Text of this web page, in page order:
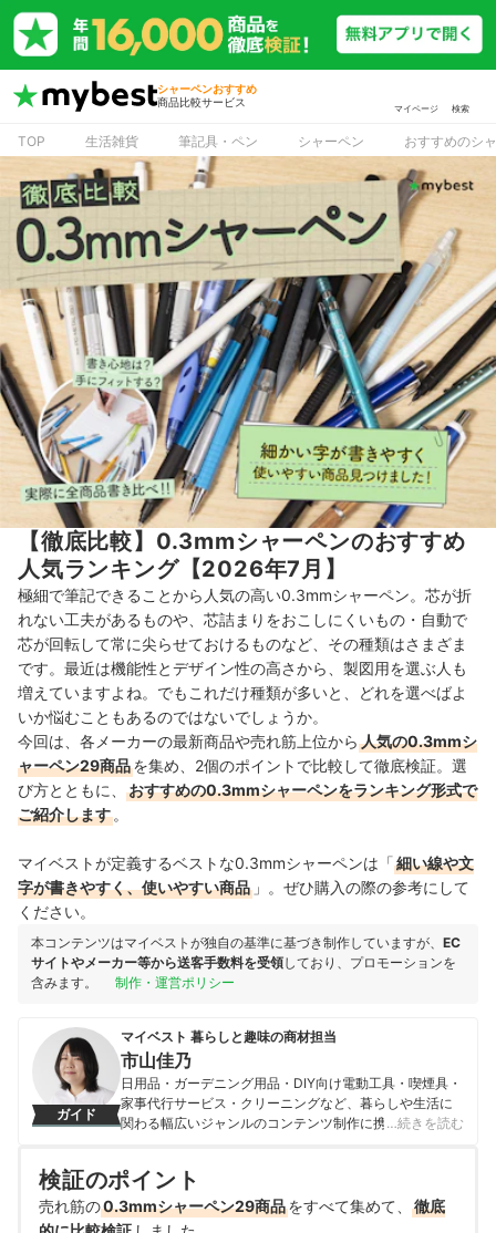
シャーペンおすすめ
商品比較サービス
マイページ 検索
TOP 生活雑貨 筆記具・ペン シャーペン おすすめのシ
【徹底比較】0.3mmシャーペンのおすすめ
人気ランキング【2026年7月】
極細で筆記できることから人気の高い0.3mmシャーペン。芯が折
れない工夫があるものや、芯詰まりをおこしにくいもの・自動で
芯が回転して常に尖らせておけるものなど、その種類はさまざま
です。最近は機能性とデザイン性の高さから、製図用を選ぶ人も
増えていますよね。でもこれだけ種類が多いと、どれを選べばよ
いか悩むこともあるのではないでしょうか。
今回は、各メーカーの最新商品や売れ筋上位から 人気の0.3mmシ
ャーペン29商品を集め、2個のポイントで比較して徹底検証。選
び方とともに、
おすすめの0.3mmシャーペンをランキング形式で
ご紹介します 。
マイベストが定義するベストな0.3mmシャーペンは「細い線や文
字が書きやすく、使いやすい商品 」。ぜひ購入の際の参考にして
ください。
本コンテンツはマイベストが独自の基準に基づき制作していますが、 EC
サイトやメーカー等から送客手数料を受領しており、プロモーションを
含みます。
制作・運営ポリシー
ガイド
マイベスト 暮らしと趣味の商材担当
市山佳乃
日用品・ガーデニング用品・DIY向け電動工具・喫煙具・
家事代行サービス・クリーニングなど、暮らしや生活に
関わる幅広いジャンルのコンテンツ制作に携わる。「一
市山佳乃のプロフィール
…続きを読む
検証のポイント
売れ筋の0.3mmシャーペン29商品をすべて集めて、
徹底